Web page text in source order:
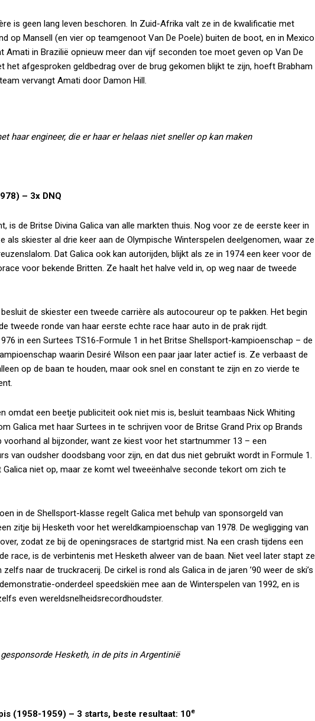
is geen lang leven beschoren. In Zuid-Afrika valt ze in de kwalificatie met
op Mansell (en vier op teamgenoot Van De Poele) buiten de boot, en in Mexico
Amati in Brazilië opnieuw meer dan vijf seconden toe moet geven op Van De
het afgesproken geldbedrag over de brug gekomen blijkt te zijn, hoeft Brabham
vervangt Amati door Damon Hill.
haar engineer, die er haar er helaas niet sneller op kan maken
– 3x DNQ
is de Britse Divina Galica van alle markten thuis. Nog voor ze de eerste keer in
als skiester al drie keer aan de Olympische Winterspelen deelgenomen, waar ze
Dat Galica ook kan autorijden, blijkt als ze in 1974 een keer voor de
voor bekende Britten. Ze haalt het halve veld in, op weg naar de tweede
de skiester een tweede carrière als autocoureur op te pakken. Het begin
tweede ronde van haar eerste echte race haar auto in de prak rijdt.
in een Surtees TS16-Formule 1 in het Britse Shellsport-kampioenschap – de
waarin Desiré Wilson een paar jaar later actief is. Ze verbaast de
op de baan te houden, maar ook snel en constant te zijn en zo vierde te
omdat een beetje publiciteit ook niet mis is, besluit teambaas Nick Whiting
Galica met haar Surtees in te schrijven voor de Britse Grand Prix op Brands
voorhand al bijzonder, want ze kiest voor het startnummer 13 – een
van oudsher doodsbang voor zijn, en dat dus niet gebruikt wordt in Formule 1.
Galica niet op, maar ze komt wel tweeënhalve seconde tekort om zich te
in de Shellsport-klasse regelt Galica met behulp van sponsorgeld van
zitje bij Hesketh voor het wereldkampioenschap van 1978. De wegligging van
zodat ze bij de openingsraces de startgrid mist. Na een crash tijdens een
race, is de verbintenis met Hesketh alweer van de baan. Niet veel later stapt ze
naar de truckracerij. De cirkel is rond als Galica in de jaren ’90 weer de ski’s
onderdeel speedskiën mee aan de Winterspelen van 1992, en is
even wereldsnelheidsrecordhoudster.
Hesketh, in de pits in Argentinië
(1958-1959) – 3 starts, beste resultaat: 10e